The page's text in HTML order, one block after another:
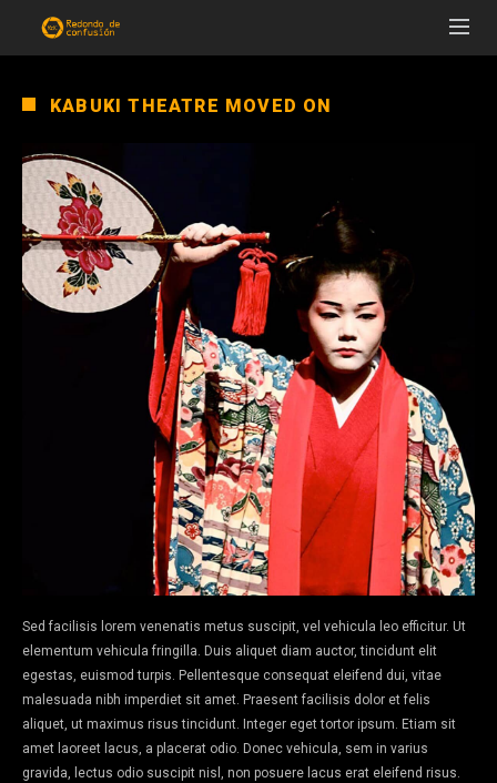
KABUKI THEATRE MOVED ON
Sed facilisis lorem venenatis metus suscipit, vel vehicula leo efficitur. Ut
elementum vehicula fringilla. Duis aliquet diam auctor, tincidunt elit
egestas, euismod turpis. Pellentesque consequat eleifend dui, vitae
malesuada nibh imperdiet sit amet. Praesent facilisis dolor et felis
aliquet, ut maximus risus tincidunt. Integer eget tortor ipsum. Etiam sit
amet laoreet lacus, a placerat odio. Donec vehicula, sem in varius
gravida, lectus odio suscipit nisl, non posuere lacus erat eleifend risus.